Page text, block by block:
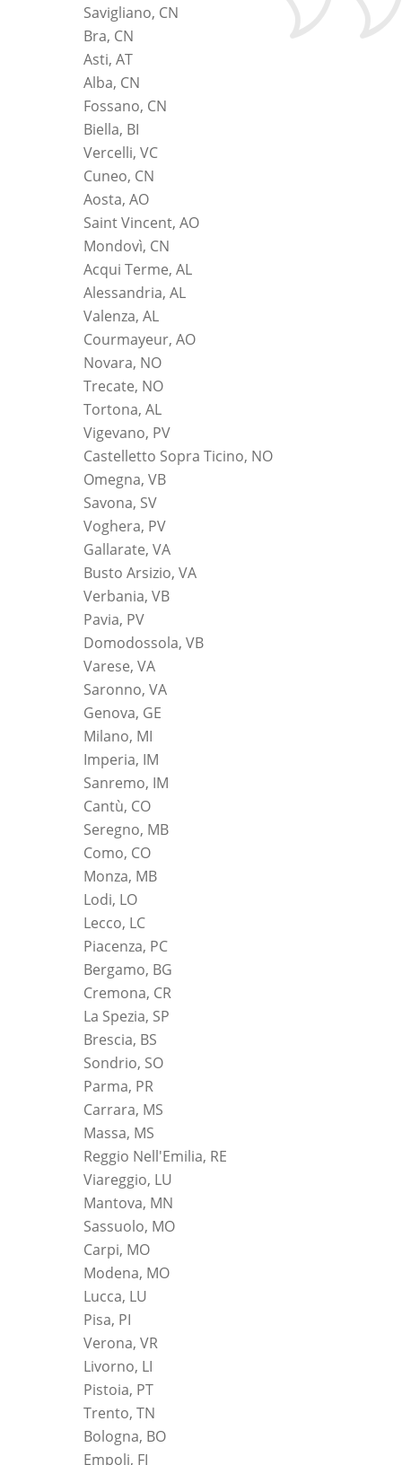
Savigliano, CN
Bra, CN
Asti, AT
Alba, CN
Fossano, CN
Biella, BI
Vercelli, VC
Cuneo, CN
Aosta, AO
Saint Vincent, AO
Mondovì, CN
Acqui Terme, AL
Alessandria, AL
Valenza, AL
Courmayeur, AO
Novara, NO
Trecate, NO
Tortona, AL
Vigevano, PV
Castelletto Sopra Ticino, NO
Omegna, VB
Savona, SV
Voghera, PV
Gallarate, VA
Busto Arsizio, VA
Verbania, VB
Pavia, PV
Domodossola, VB
Varese, VA
Saronno, VA
Genova, GE
Milano, MI
Imperia, IM
Sanremo, IM
Cantù, CO
Seregno, MB
Como, CO
Monza, MB
Lodi, LO
Lecco, LC
Piacenza, PC
Bergamo, BG
Cremona, CR
La Spezia, SP
Brescia, BS
Sondrio, SO
Parma, PR
Carrara, MS
Massa, MS
Reggio Nell'Emilia, RE
Viareggio, LU
Mantova, MN
Sassuolo, MO
Carpi, MO
Modena, MO
Lucca, LU
Pisa, PI
Verona, VR
Livorno, LI
Pistoia, PT
Trento, TN
Bologna, BO
Empoli, FI